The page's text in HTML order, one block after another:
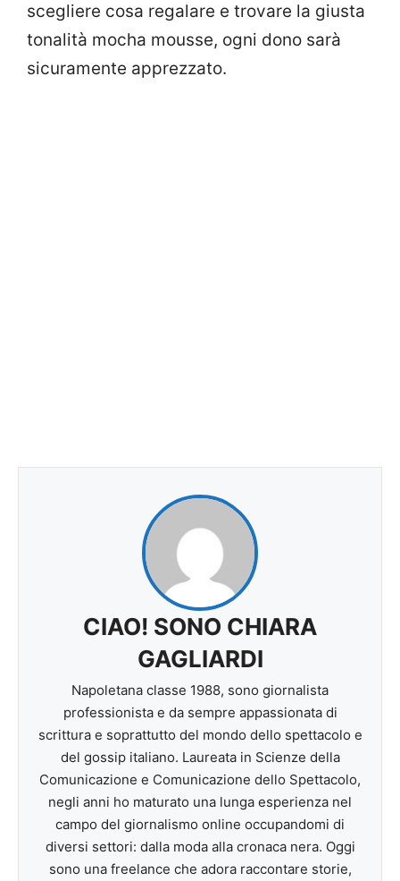
scegliere cosa regalare e trovare la giusta
tonalità mocha mousse, ogni dono sarà
sicuramente apprezzato.
CIAO! SONO CHIARA
GAGLIARDI
Napoletana classe 1988, sono giornalista
professionista e da sempre appassionata di
scrittura e soprattutto del mondo dello spettacolo e
del gossip italiano. Laureata in Scienze della
Comunicazione e Comunicazione dello Spettacolo,
negli anni ho maturato una lunga esperienza nel
campo del giornalismo online occupandomi di
diversi settori: dalla moda alla cronaca nera. Oggi
sono una freelance che adora raccontare storie,